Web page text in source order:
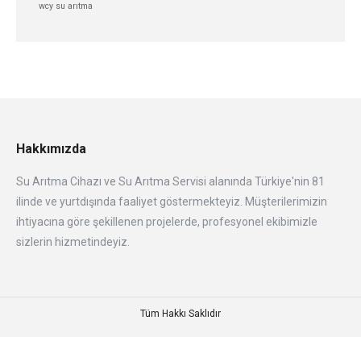
wcy su arıtma
Hakkımızda
Su Arıtma Cihazı ve Su Arıtma Servisi alanında Türkiye'nin 81
ilinde ve yurtdışında faaliyet göstermekteyiz. Müşterilerimizin
ihtiyacına göre şekillenen projelerde, profesyonel ekibimizle
sizlerin hizmetindeyiz.
Tüm Hakkı Saklıdır